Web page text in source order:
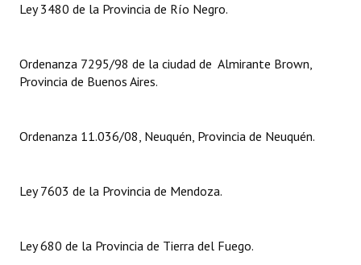
Comunicaciones
Resoluciones
Antiguos Pobladores
Registros y Distinciones
Ley 3480 de la Provincia de Río Negro.
Ordenanza 7295/98 de la ciudad de Almirante Brown,
Provincia de Buenos Aires.
Ordenanza 11.036/08, Neuquén, Provincia de Neuquén.
Ley 7603 de la Provincia de Mendoza.
Ley 680 de la Provincia de Tierra del Fuego.